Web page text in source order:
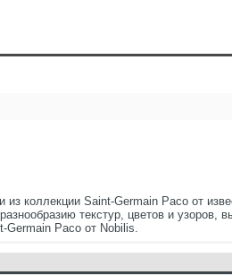
коллекции Saint-Germain Paco от
текстур, цветов и узоров,
Germain Paco от Nobilis.